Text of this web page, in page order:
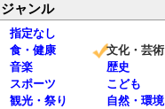
ジャンル
指定なし
食・健康
文化・芸術
音楽
歴史
スポーツ
こども
観光・祭り
自然・環境